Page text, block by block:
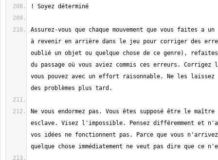
Assurez-vous que chaque mouvement que vous faites a
à revenir en arrière dans le jeu pour corriger des
oublié un objet ou quelque chose de ce genre),
du passage où vous aviez commis ces erreurs. Corrigez
vous pouvez avec un effort raisonnable. Ne les laissez
Ne vous endormez pas. Vous êtes supposé être le
esclave. Visez l'impossible. Pensez différemment et
vos idées ne fonctionnent pas. Parce que vous